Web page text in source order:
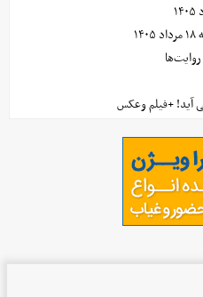
آید! +فیلم وعکس